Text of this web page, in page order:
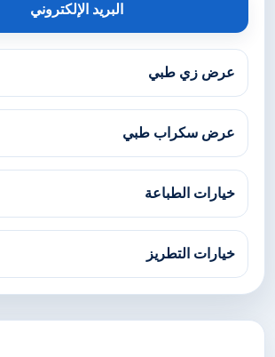
البريد الإلكتروني
عرض زي طبي
عرض سكراب طبي
خيارات الطباعة
خيارات التطريز